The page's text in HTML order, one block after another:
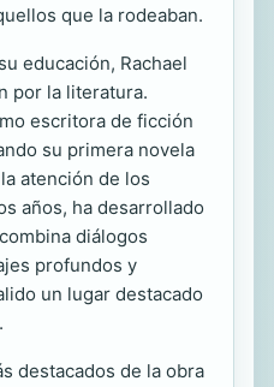
que la rodeaban.
educación, Rachael
por la literatura.
escritora de ficción
su primera novela
atención de los
años, ha desarrollado
diálogos
profundos y
un lugar destacado
destacados de la obra